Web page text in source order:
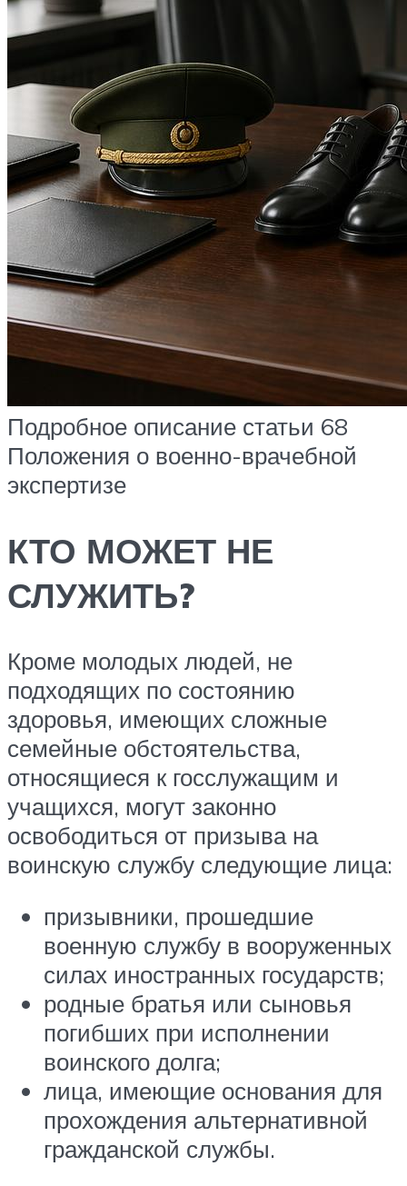
Подробное описание статьи 68
Положения о военно-врачебной
экспертизе
КТО МОЖЕТ НЕ
СЛУЖИТЬ?
Кроме молодых людей, не
подходящих по состоянию
здоровья, имеющих сложные
семейные обстоятельства,
относящиеся к госслужащим и
учащихся, могут законно
освободиться от призыва на
воинскую службу следующие лица:
призывники, прошедшие
военную службу в вооруженных
силах иностранных государств;
родные братья или сыновья
погибших при исполнении
воинского долга;
лица, имеющие основания для
прохождения альтернативной
гражданской службы.